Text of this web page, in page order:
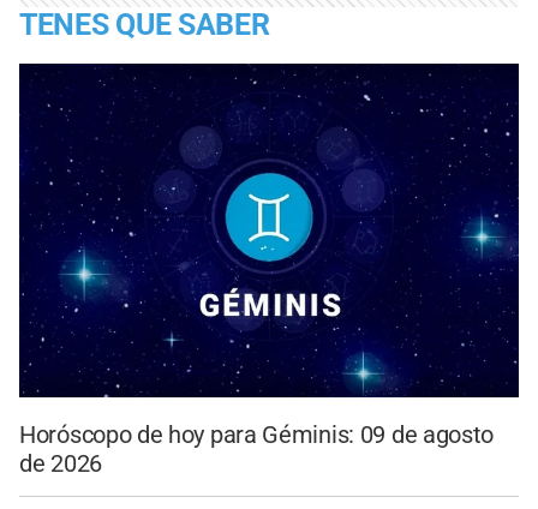
TENES QUE SABER
Horóscopo de hoy para Géminis: 09 de agosto
de 2026